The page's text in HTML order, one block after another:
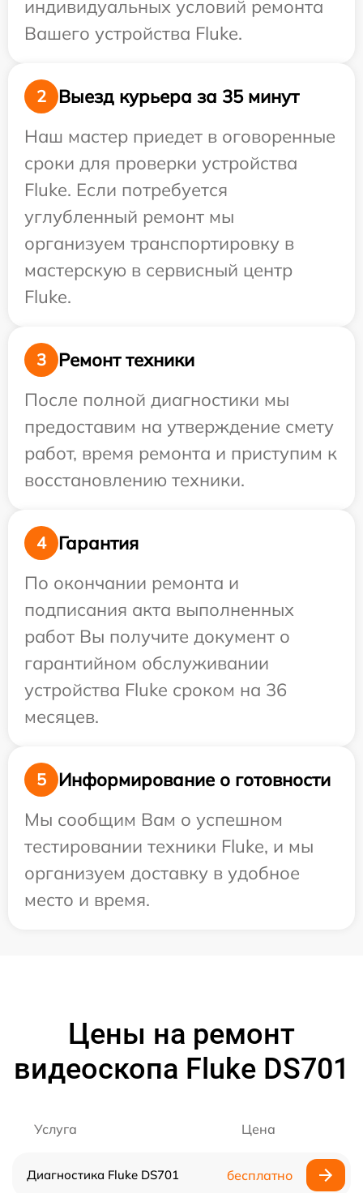
индивидуальных условий ремонта
Вашего устройства Fluke.
2
Выезд курьера за 35 минут
Наш мастер приедет в оговоренные
сроки для проверки устройства
Fluke. Если потребуется
углубленный ремонт мы
организуем транспортировку в
мастерскую в сервисный центр
Fluke.
3
Ремонт техники
После полной диагностики мы
предоставим на утверждение смету
работ, время ремонта и приступим к
восстановлению техники.
4
Гарантия
По окончании ремонта и
подписания акта выполненных
работ Вы получите документ о
гарантийном обслуживании
устройства Fluke сроком на 36
месяцев.
5
Информирование о готовности
Мы сообщим Вам о успешном
тестировании техники Fluke, и мы
организуем доставку в удобное
место и время.
Цены на ремонт
видеоскопа Fluke DS701
Услуга Цена
Диагностика Fluke DS701 бесплатно